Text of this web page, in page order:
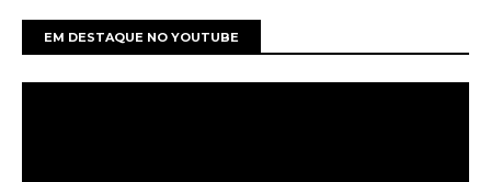
EM DESTAQUE NO YOUTUBE